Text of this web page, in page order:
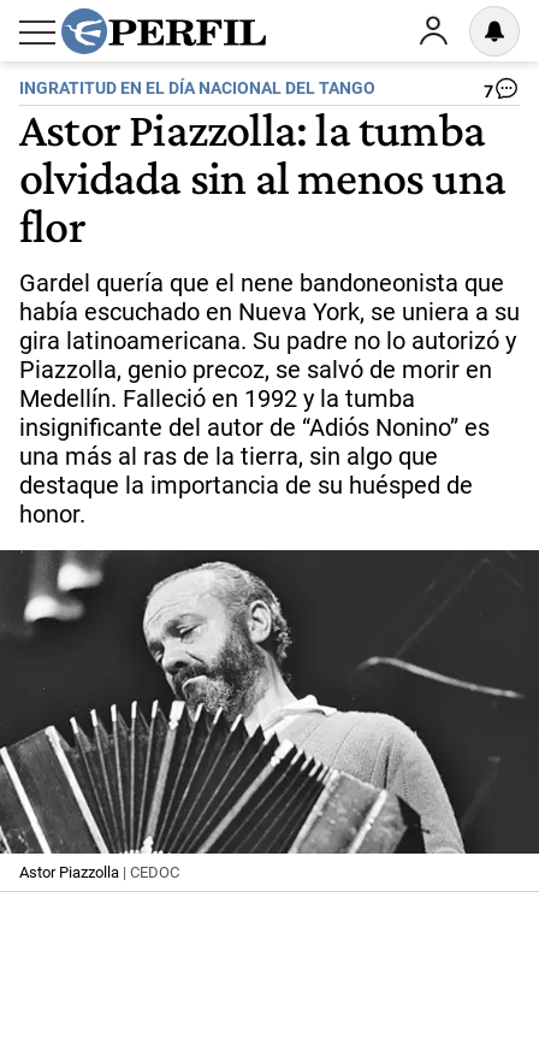
INGRATITUD EN EL DÍA NACIONAL DEL TANGO 7
Astor Piazzolla: la tumba
olvidada sin al menos una
flor
Gardel quería que el nene bandoneonista que
había escuchado en Nueva York, se uniera a su
gira latinoamericana. Su padre no lo autorizó y
Piazzolla, genio precoz, se salvó de morir en
Medellín. Falleció en 1992 y la tumba
insignificante del autor de “Adiós Nonino” es
una más al ras de la tierra, sin algo que
destaque la importancia de su huésped de
honor.
Astor Piazzolla | CEDOC